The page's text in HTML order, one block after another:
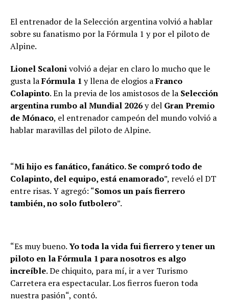
El entrenador de la Selección argentina volvió a hablar
sobre su fanatismo por la Fórmula 1 y por el piloto de
Alpine.
Lionel Scalonivolvió a dejar en claro lo mucho que le
gusta laFórmula 1 y llena de elogios aFranco
Colapinto. En la previa de los amistosos de la Selección
argentina rumbo al Mundial 2026y del Gran Premio
de Mónaco, el entrenador campeón del mundo volvió a
hablar maravillas del piloto de Alpine.
“Mi hijo es fanático, fanático. Se compró todo de
Colapinto, del equipo, está enamorado”, reveló el DT
entre risas. Y agregó: “Somos un país fierrero
también, no solo futbolero”.
“Es muy bueno.Yo toda la vida fui fierrero y tener un
piloto en la Fórmula 1 para nosotros es algo
increíble. De chiquito, para mí, ir a ver Turismo
Carretera era espectacular. Los fierros fueron toda
nuestra pasión“, contó.